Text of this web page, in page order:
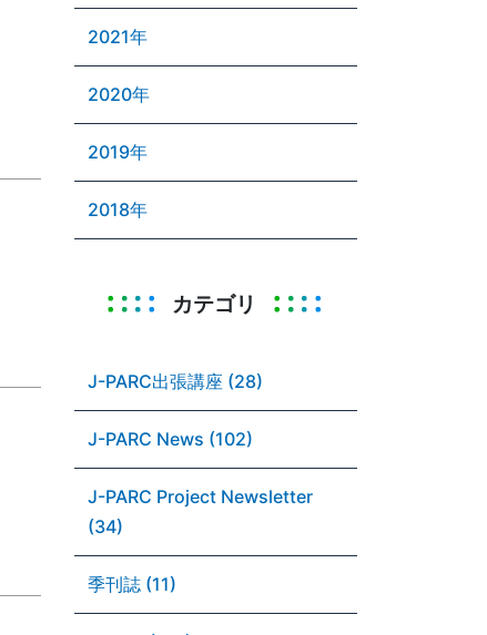
2021年
2020年
2019年
2018年
カテゴリ
J-PARC出張講座 (28)
J-PARC News (102)
J-PARC Project Newsletter
(34)
季刊誌 (11)